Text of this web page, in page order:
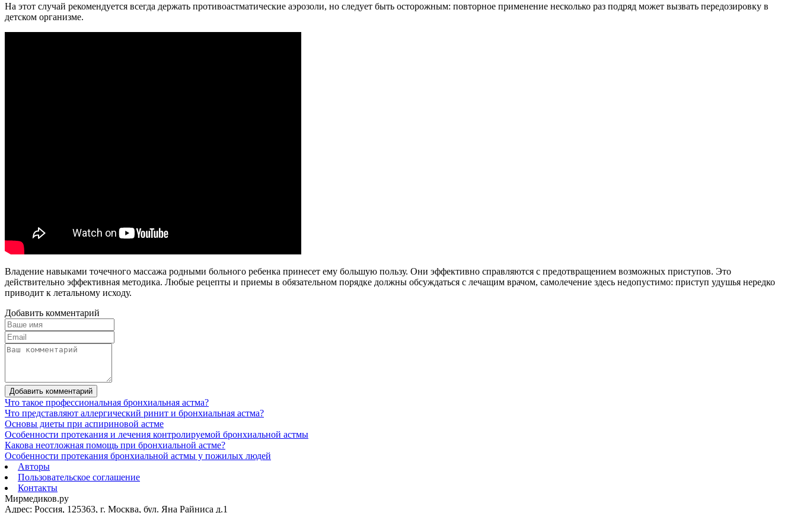
На этот случай рекомендуется всегда держать противоастматические аэрозоли, но следует быть осторожным: повторное применение несколько раз подряд может вызвать передозировку в
детском организме.
Владение навыками точечного массажа родными больного ребенка принесет ему большую пользу. Они эффективно справляются с предотвращением возможных приступов. Это
действительно эффективная методика. Любые рецепты и приемы в обязательном порядке должны обсуждаться с лечащим врачом, самолечение здесь недопустимо: приступ удушья нередко
приводит к летальному исходу.
Добавить комментарий
Добавить комментарий
Что такое профессиональная бронхиальная астма?
Что представляют аллергический ринит и бронхиальная астма?
Основы диеты при аспириновой астме
Особенности протекания и лечения контролируемой бронхиальной астмы
Какова неотложная помощь при бронхиальной астме?
Особенности протекания бронхиальной астмы у пожилых людей
Авторы
Пользовательское соглашение
Контакты
Мирмедиков.ру
Адрес: Россия, 125363, г. Москва, бул. Яна Райниса д.1